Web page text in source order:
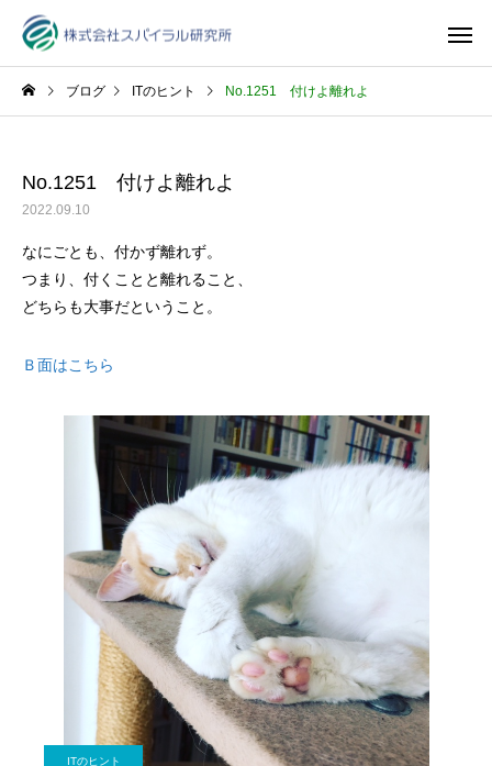
ブログ ITのヒント No.1251 付けよ離れよ
No.1251 付けよ離れよ
2022.09.10
なにごとも、付かず離れず。
つまり、付くことと離れること、
どちらも大事だということ。
Ｂ面はこちら
ITのヒント